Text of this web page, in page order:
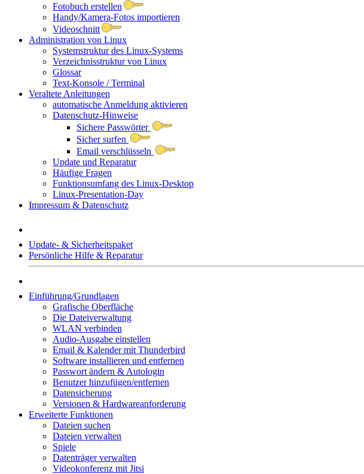
Fotobuch erstellen
Handy/Kamera-Fotos importieren
Videoschnitt
Administration von Linux
Systemstruktur des Linux-Systems
Verzeichnisstruktur von Linux
Glossar
Text-Konsole / Terminal
Veraltete Anleitungen
automatische Anmeldung aktivieren
Datenschutz-Hinweise
Sichere Passwörter
Sicher surfen
Email verschlüsseln
Update und Reparatur
Häufige Fragen
Funktionsumfang des Linux-Desktop
Linux-Presentation-Day
Impressum & Datenschutz
Update- & Sicherheitspaket
Persönliche Hilfe & Reparatur
Einführung/Grundlagen
Grafische Oberfläche
Die Dateiverwaltung
WLAN verbinden
Audio-Ausgabe einstellen
Email & Kalender mit Thunderbird
Software installieren und entfernen
Passwort ändern & Autologin
Benutzer hinzufügen/entfernen
Datensicherung
Versionen & Hardwareanforderung
Erweiterte Funktionen
Dateien suchen
Dateien verwalten
Spiele
Datenträger verwalten
Videokonferenz mit Jitsi